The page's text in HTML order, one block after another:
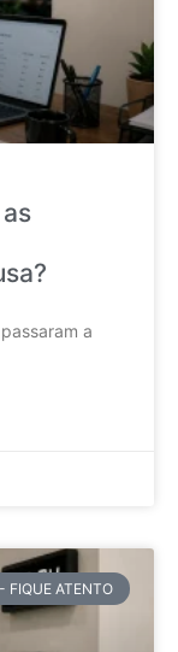
a
FIQUE ATENTO